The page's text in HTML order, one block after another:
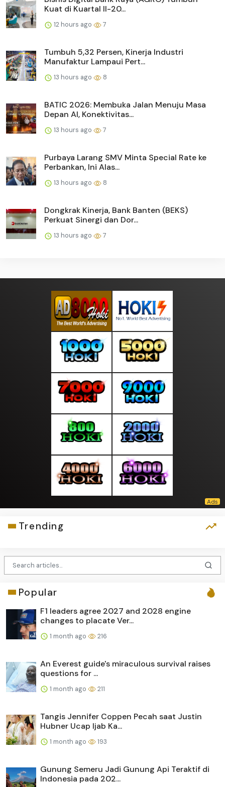
Kuat di Kuartal II-20...
12 hours ago 7
Tumbuh 5,32 Persen, Kinerja Industri
Manufaktur Lampaui Pert...
13 hours ago 8
BATIC 2026: Membuka Jalan Menuju Masa
Depan AI, Konektivitas...
13 hours ago 7
Purbaya Larang SMV Minta Special Rate ke
Perbankan, Ini Alas...
13 hours ago 8
Dongkrak Kinerja, Bank Banten (BEKS)
Perkuat Sinergi dan Dor...
13 hours ago 7
Trending
Popular
F1 leaders agree 2027 and 2028 engine
changes to placate Ver...
1 month ago 216
An Everest guide's miraculous survival raises
questions for ...
1 month ago 211
Tangis Jennifer Coppen Pecah saat Justin
Hubner Ucap Ijab Ka...
1 month ago 193
Gunung Semeru Jadi Gunung Api Teraktif di
Indonesia pada 202...